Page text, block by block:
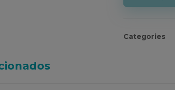
Categories